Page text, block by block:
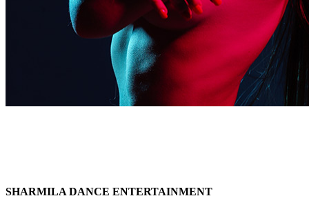
SHARMILA DANCE ENTERTAINMENT